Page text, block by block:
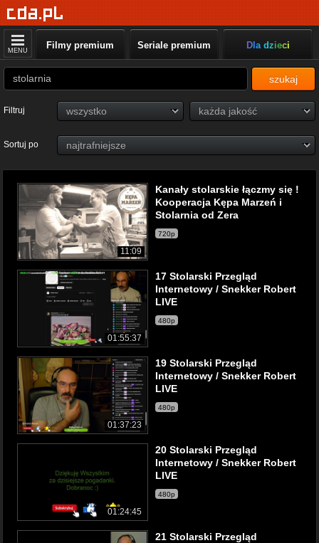
MENU Filmy premium Seriale premium Dla dzieci
szukaj
Filtruj
Sortuj po
11:09
Kanały stolarskie łączmy się !
Kooperacja Kępa Marzeń i
Stolarnia od Zera
720p
01:55:37
17 Stolarski Przegląd
Internetowy / Snekker Robert
LIVE
480p
01:37:23
19 Stolarski Przegląd
Internetowy / Snekker Robert
LIVE
480p
01:24:45
20 Stolarski Przegląd
Internetowy / Snekker Robert
LIVE
480p
21 Stolarski Przegląd